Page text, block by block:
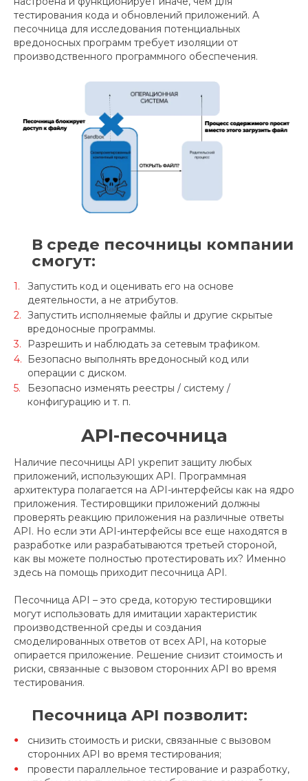
тестирования кода и обновлений приложений. А
песочница для исследования потенциальных
вредоносных программ требует изоляции от
производственного программного обеспечения.
В среде песочницы компании
смогут:
Запустить код и оценивать его на основе
деятельности, а не атрибутов.
Запустить исполняемые файлы и другие скрытые
вредоносные программы.
Разрешить и наблюдать за сетевым трафиком.
Безопасно выполнять вредоносный код или
операции с диском.
Безопасно изменять реестры / систему /
конфигурацию и т. п.
API-песочница
Наличие песочницы API укрепит защиту любых
приложений, использующих API. Программная
архитектура полагается на API-интерфейсы как на ядро
​​приложения. Тестировщики приложений должны
проверять реакцию приложения на различные ответы
API. Но если эти API-интерфейсы все еще находятся в
разработке или разрабатываются третьей стороной,
как вы можете полностью протестировать их? Именно
здесь на помощь приходит песочница API.
Песочница API – это среда, которую тестировщики
могут использовать для имитации характеристик
производственной среды и создания
смоделированных ответов от всех API, на которые
опирается приложение. Решение снизит стоимость и
риски, связанные с вызовом сторонних API во время
тестирования.
Песочница API позволит:
снизить стоимость и риски, связанные с вызовом
сторонних API во время тестирования;
провести параллельное тестирование и разработку,